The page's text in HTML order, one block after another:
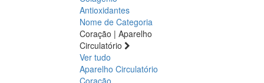
Antioxidantes
Nome de Categoria
Coração | Aparelho
Circulatório
Ver tudo
Aparelho Circulatório
Coração